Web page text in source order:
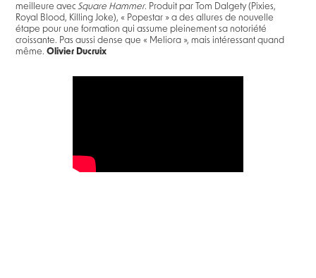
meilleure avecSquare Hammer. Produit par Tom Dalgety (Pixies,
Royal Blood, Killing Joke), « Popestar » a des allures de nouvelle
étape pour une formation qui assume pleinement sa notoriété
croissante. Pas aussi dense que « Meliora », mais intéressant quand
même.Olivier Ducruix